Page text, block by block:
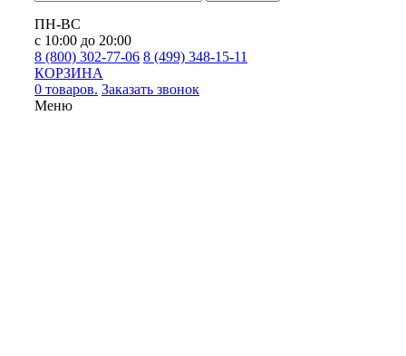
ПН-ВС
с 10:00 до 20:00
8 (800) 302-77-06 8 (499) 348-15-11
КОРЗИНА
0 товаров. Заказать звонок
Меню